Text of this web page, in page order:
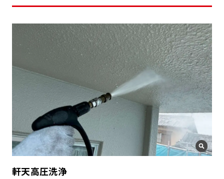
軒天高圧洗浄